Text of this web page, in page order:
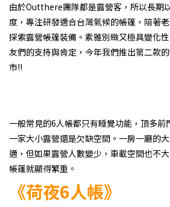
由於Outthere團隊都是露營客，所以長期
度，專注研發適合台灣氣候的帳篷，陪著
探索露營帳篷裝備。素雅別緻又極具變化
友們的支持與肯定，今年我們推出第二款
市!!
一般常見的6人帳都只有睡覺功能，頂多前
一家大小露營還是欠缺空間。一房一廳的
適，但如果露營人數變少，車載空間也不
帳篷就顯得繁重。
《荷夜6人帳》